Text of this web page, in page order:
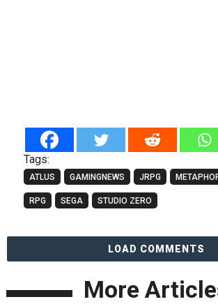
Tags:
ATLUS GAMINGNEWS JRPG
RPG SEGA STUDIO ZERO
LOAD COMMENTS
More